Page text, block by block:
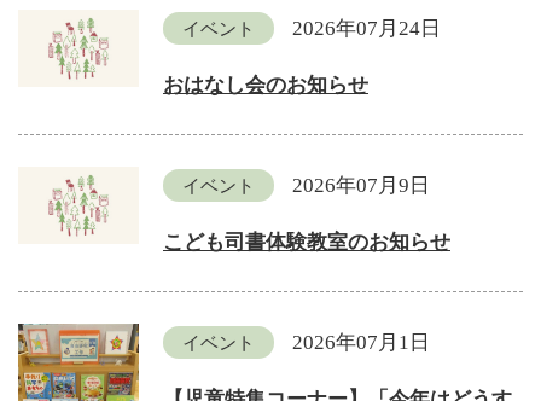
イベント 2026年07月24日
おはなし会のお知らせ
イベント 2026年07月9日
こども司書体験教室のお知らせ
イベント 2026年07月1日